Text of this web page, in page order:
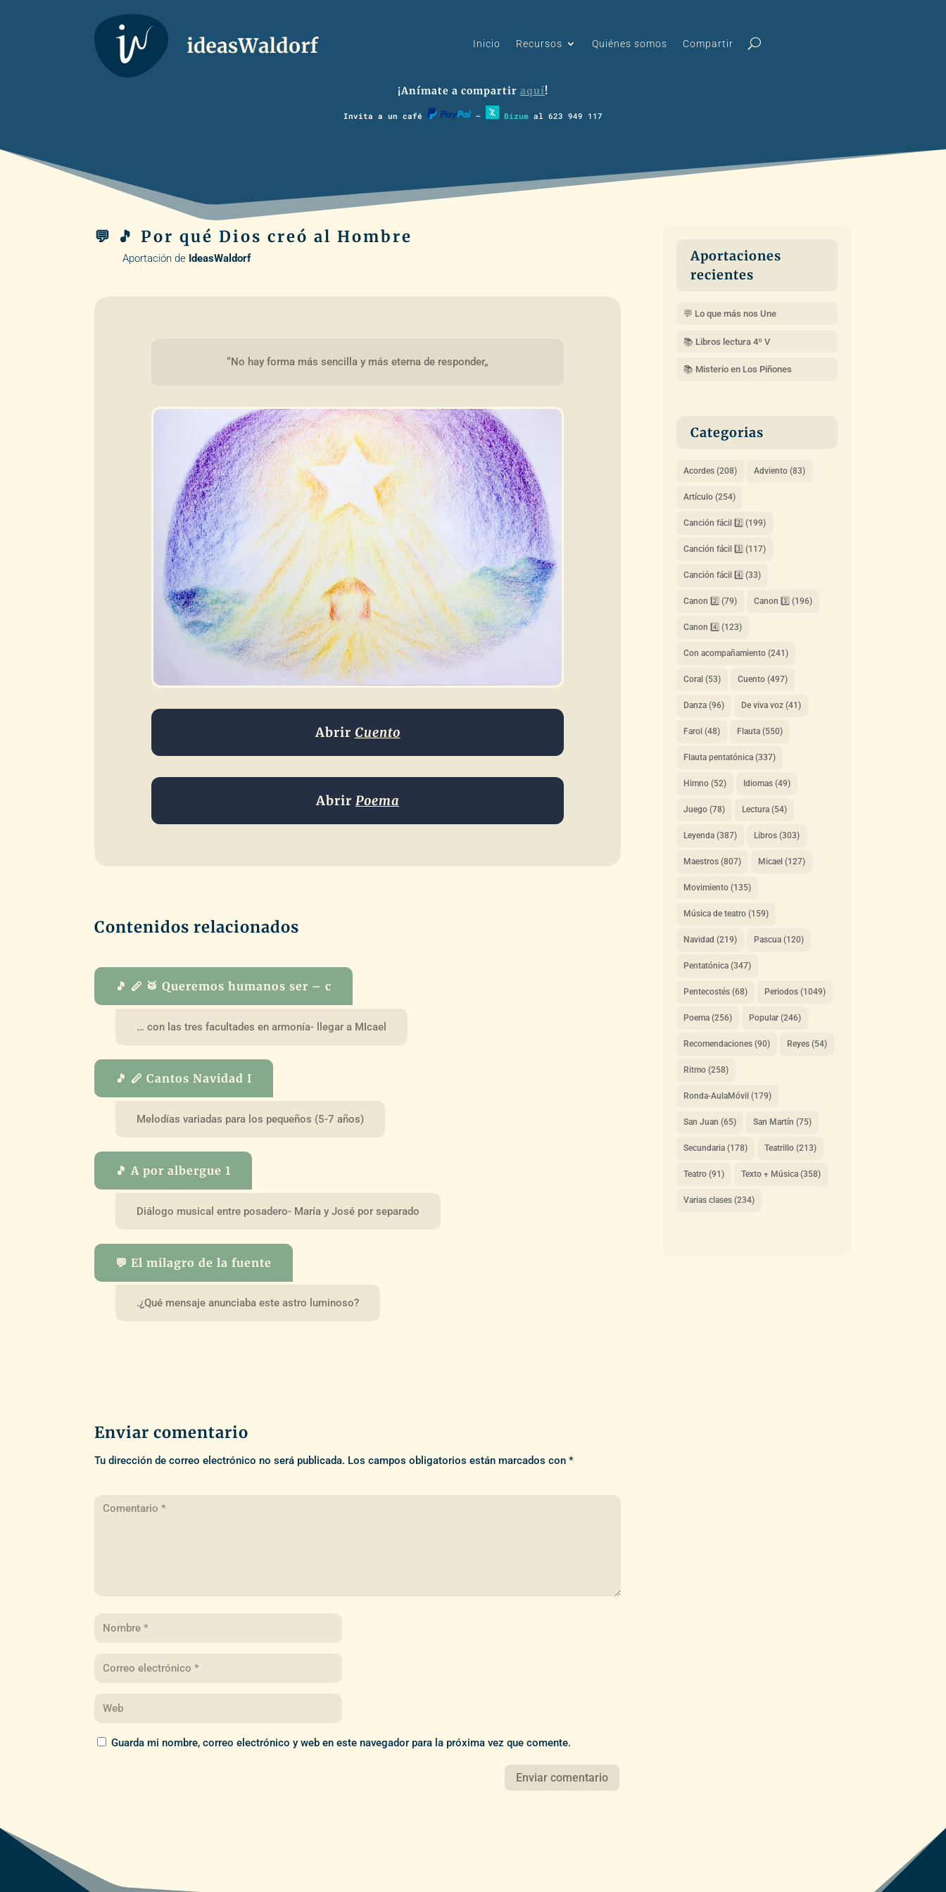
Inicio Recursos Quiénes somos Compartir
¡Anímate a compartir aquí!
Invita a un café – Bizum al 623 949 117
💬 🎵 Por qué Dios creó al Hombre
Aportación de IdeasWaldorf
“No hay forma más sencilla y más eterna de responder„
Abrir Cuento
AbrirPoema
Contenidos relacionados
🎵 🪈 🥁 Queremos humanos ser – c
… con las tres facultades en armonía- llegar a MIcael
🎵 🪈 Cantos Navidad I
Melodías variadas para los pequeños (5-7 años)
🎵 A por albergue 1
Diálogo musical entre posadero- María y José por separado
💬 El milagro de la fuente
.¿Qué mensaje anunciaba este astro luminoso?
Enviar comentario
Tu dirección de correo electrónico no será publicada. Los campos obligatorios están marcados con*
Guarda mi nombre, correo electrónico y web en este navegador para la próxima vez que comente.
Aportaciones
recientes
💬 Lo que más nos Une
📚 Libros lectura 4º V
📚 Misterio en Los Piñones
Categorias
Acordes(208) Adviento(83)
Artículo(254)
Canción fácil 2️⃣ (199)
Canción fácil 3️⃣ (117)
Canción fácil 4️⃣ (33)
Canon 2️⃣ (79) Canon 3️⃣ (196)
Canon 4️⃣ (123)
Con acompañamiento(241)
Coral (53) Cuento(497)
Danza(96) De viva voz(41)
Farol (48) Flauta(550)
Flauta pentatónica(337)
Himno(52) Idiomas(49)
Juego(78) Lectura(54)
Leyenda(387) Libros(303)
Maestros(807) Micael (127)
Movimiento(135)
Música de teatro(159)
Navidad (219) Pascua(120)
Pentatónica(347)
Pentecostés(68) Periodos(1049)
Poema(256) Popular(246)
Recomendaciones(90) Reyes(54)
Ritmo(258)
Ronda-AulaMóvil (179)
San Juan (65) San Martín (75)
Secundaria(178) Teatrillo(213)
Teatro(91) Texto + Música(358)
Varias clases(234)